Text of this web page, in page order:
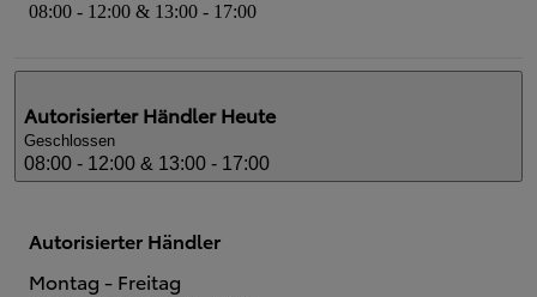
08:00 - 12:00 & 13:00 - 17:00
Autorisierter Händler Heute
Geschlossen
08:00 - 12:00 & 13:00 - 17:00
Autorisierter Händler
Montag - Freitag